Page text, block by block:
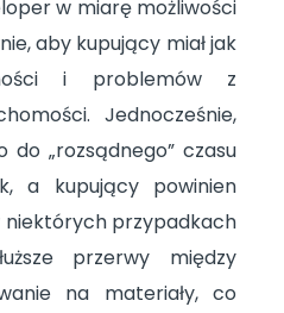
w miarę możliwości
aby kupujący miał jak
i problemów z
Jednocześnie,
„rozsądnego” czasu
a kupujący powinien
niektórych przypadkach
przerwy między
na materiały, co